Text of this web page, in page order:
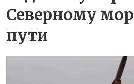
Северному
пути